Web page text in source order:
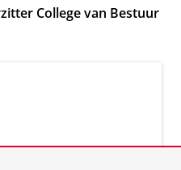
College van Bestuur